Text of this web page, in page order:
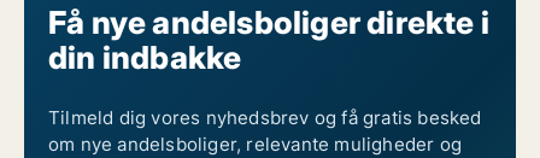
Andelsboliger til salg på Vesterbro
Andelsboliger til salg i Ørestad
Andelsboliger til salg på Østerbro
Få nye andelsboliger direkte i
din indbakke
Tilmeld dig vores nyhedsbrev og få gratis besked
om nye andelsboliger, relevante muligheder og